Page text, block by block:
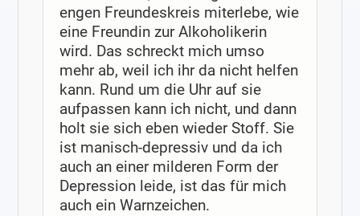
engen Freundeskreis miterlebe, wie
eine Freundin zur Alkoholikerin
wird. Das schreckt mich umso
mehr ab, weil ich ihr da nicht helfen
kann. Rund um die Uhr auf sie
aufpassen kann ich nicht, und dann
holt sie sich eben wieder Stoff. Sie
ist manisch-depressiv und da ich
auch an einer milderen Form der
Depression leide, ist das für mich
auch ein Warnzeichen.